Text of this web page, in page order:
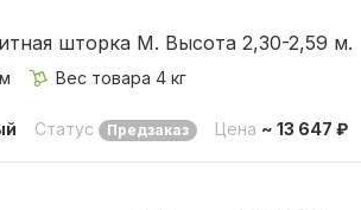
шторка M. Высота 2,30-2,59 м.
Вес товара 4 кг
Статус Предзаказ Цена ~ 13 647 ₽